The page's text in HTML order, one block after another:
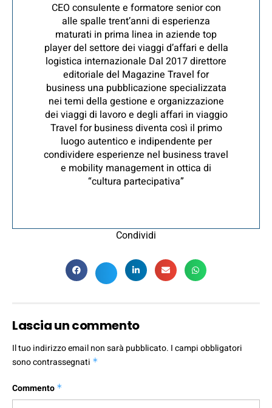
CEO consulente e formatore senior con
alle spalle trent’anni di esperienza
maturati in prima linea in aziende top
player del settore dei viaggi d’affari e della
logistica internazionale Dal 2017 direttore
editoriale del Magazine Travel for
business una pubblicazione specializzata
nei temi della gestione e organizzazione
dei viaggi di lavoro e degli affari in viaggio
Travel for business diventa così il primo
luogo autentico e indipendente per
condividere esperienze nel business travel
e mobility management in ottica di
“cultura partecipativa”
Condividi
Lascia un commento
Il tuo indirizzo email non sarà pubblicato. I campi obbligatori
sono contrassegnati *
Commento *